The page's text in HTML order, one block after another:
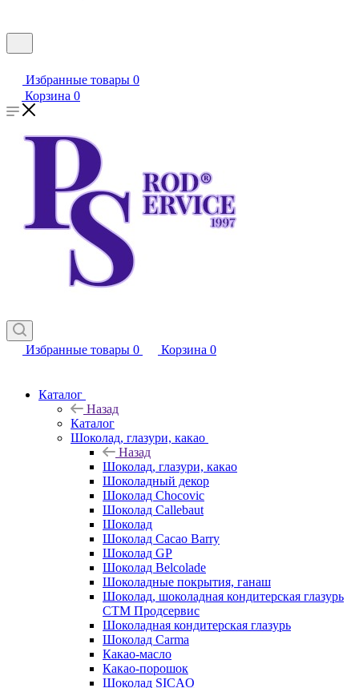
Избранные товары 0
Корзина 0
Избранные товары 0 Корзина 0
Каталог
Назад
Каталог
Шоколад, глазури, какао
Назад
Шоколад, глазури, какао
Шоколадный декор
Шоколад Chocovic
Шоколад Callebaut
Шоколад
Шоколад Cacao Barry
Шоколад GP
Шоколад Belcolade
Шоколадные покрытия, ганаш
Шоколад, шоколадная кондитерская глазурь
СТМ Продсервис
Шоколадная кондитерская глазурь
Шоколад Carma
Какао-масло
Какао-порошок
Шоколад SICAO